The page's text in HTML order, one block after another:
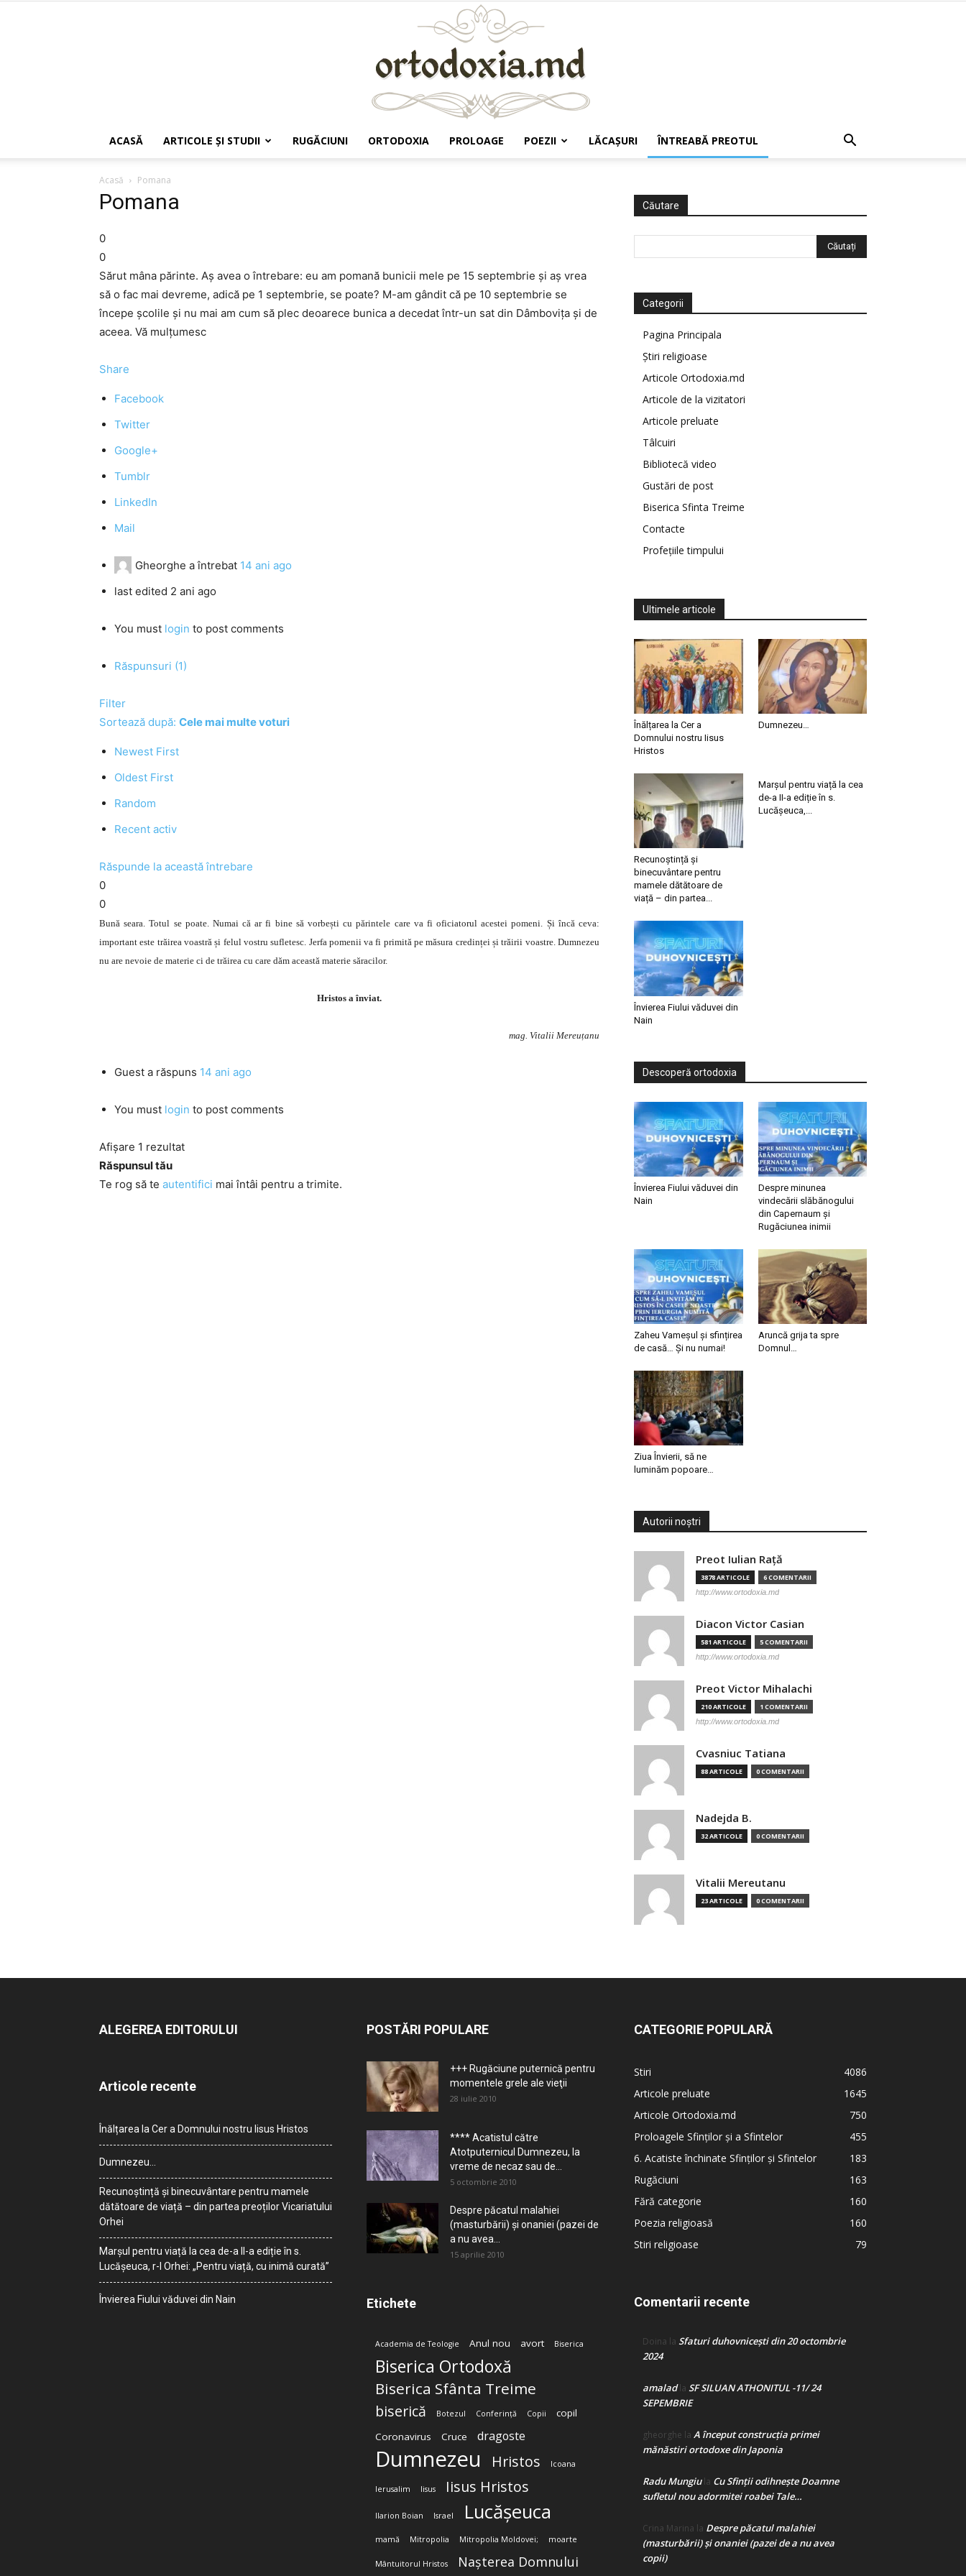
ACASĂ ARTICOLE ŞI STUDII RUGĂCIUNI ORTODOXIA PROLOAGE POEZII LĂCAŞURI ÎNTREABĂ PREOTUL
Acasă Pomana
Pomana
0
0
Sărut mâna părinte. Aș avea o întrebare: eu am pomană bunicii mele pe 15 septembrie și aș vrea
să o fac mai devreme, adică pe 1 septembrie, se poate? M-am gândit că pe 10 septembrie se
începe școlile și nu mai am cum să plec deoarece bunica a decedat într-un sat din Dâmbovița și de
aceea. Vă mulțumesc
Share
Facebook
Twitter
Google+
Tumblr
LinkedIn
Mail
Gheorghe a întrebat 14 ani ago
last edited 2 ani ago
You must login to post comments
Răspunsuri (1)
Filter
Sortează după: Cele mai multe voturi
Newest First
Oldest First
Random
Recent activ
Răspunde la această întrebare
0
0
Bună seara. Totul se poate. Numai că ar fi bine să vorbești cu părintele care va fi oficiatorul acestei pomeni. Și încă ceva:
important este trăirea voastră și felul vostru sufletesc. Jerfa pomenii va fi primită pe măsura credinței și trăirii voastre. Dumnezeu
nu are nevoie de materie ci de trăirea cu care dăm această materie săracilor.
Hristos a înviat.
mag. Vitalii Mereuțanu
Guest a răspuns 14 ani ago
You must login to post comments
Afișare 1 rezultat
Răspunsul tău
Te rog să te autentifici mai întâi pentru a trimite.
Căutare
Categorii
Pagina Principala
Știri religioase
Articole Ortodoxia.md
Articole de la vizitatori
Articole preluate
Tâlcuiri
Bibliotecă video
Gustări de post
Biserica Sfinta Treime
Contacte
Profețiile timpului
Ultimele articole
Înălțarea la Cer a
Domnului nostru Iisus
Hristos
Dumnezeu…
Recunoștință și
binecuvântare pentru
mamele dătătoare de
viață – din partea...
Marșul pentru viață la cea
de-a II-a ediție în s.
Lucășeuca,...
Învierea Fiului văduvei din
Nain
Descoperă ortodoxia
Învierea Fiului văduvei din
Nain
Despre minunea
vindecării slăbănogului
din Capernaum și
Rugăciunea inimii
Zaheu Vameșul și sfințirea
de casă… Și nu numai!
Aruncă grija ta spre
Domnul…
Ziua Învierii, să ne
luminăm popoare…
Autorii noștri
Preot Iulian Raţă
3878 ARTICOLE 6 COMENTARII
http://www.ortodoxia.md
Diacon Victor Casian
581 ARTICOLE 5 COMENTARII
http://www.ortodoxia.md
Preot Victor Mihalachi
210 ARTICOLE 1 COMENTARII
http://www.ortodoxia.md
Cvasniuc Tatiana
88 ARTICOLE 0 COMENTARII
Nadejda B.
32 ARTICOLE 0 COMENTARII
Vitalii Mereutanu
23 ARTICOLE 0 COMENTARII
ALEGEREA EDITORULUI
Articole recente
Înălțarea la Cer a Domnului nostru Iisus Hristos
Dumnezeu…
Recunoștință și binecuvântare pentru mamele
dătătoare de viață – din partea preoților Vicariatului
Orhei
Marșul pentru viață la cea de-a II-a ediție în s.
Lucășeuca, r-l Orhei: „Pentru viață, cu inimă curată”
Învierea Fiului văduvei din Nain
POSTĂRI POPULARE
+++ Rugăciune puternică pentru
momentele grele ale vieţii
28 iulie 2010
**** Acatistul către
Atotputernicul Dumnezeu, la
vreme de necaz sau de...
5 octombrie 2010
Despre păcatul malahiei
(masturbării) şi onaniei (pazei de
a nu avea...
15 aprilie 2010
Etichete
Academia de Teologie Anul nou avort Biserica
Biserica Ortodoxă
Biserica Sfânta Treime
biserică Botezul Conferință Copii
copil
Coronavirus
Cruce dragoste
Dumnezeu Hristos Icoana
Ierusalim Iisus Iisus Hristos
Ilarion Boian Israel Lucășeuca
mamă Mitropolia Mitropolia Moldovei; moarte
Mântuitorul Hristos Nașterea Domnului
CATEGORIE POPULARĂ
Stiri
4086
Articole preluate
1645
Articole Ortodoxia.md
750
Proloagele Sfinților și a Sfintelor
455
6. Acatiste închinate Sfinților și Sfintelor
183
Rugăciuni
163
Fără categorie
160
Poezia religioasă
160
Stiri religioase
79
Comentarii recente
Doina la Sfaturi duhovnicești din 20 octombrie
2024
amaladla SF SILUAN ATHONITUL -11/ 24
SEPEMBRIE
gheorghe la A început construcţia primei
mănăstiri ortodoxe din Japonia
Radu Mungiula Cu Sfinții odihnește Doamne
sufletul nou adormitei roabei Tale…
Crina Marina la Despre păcatul malahiei
(masturbării) şi onaniei (pazei de a nu avea
copii)